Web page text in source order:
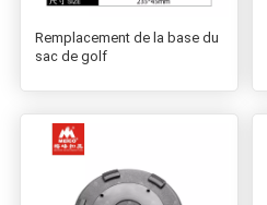
Remplacement de la base du
sac de golf